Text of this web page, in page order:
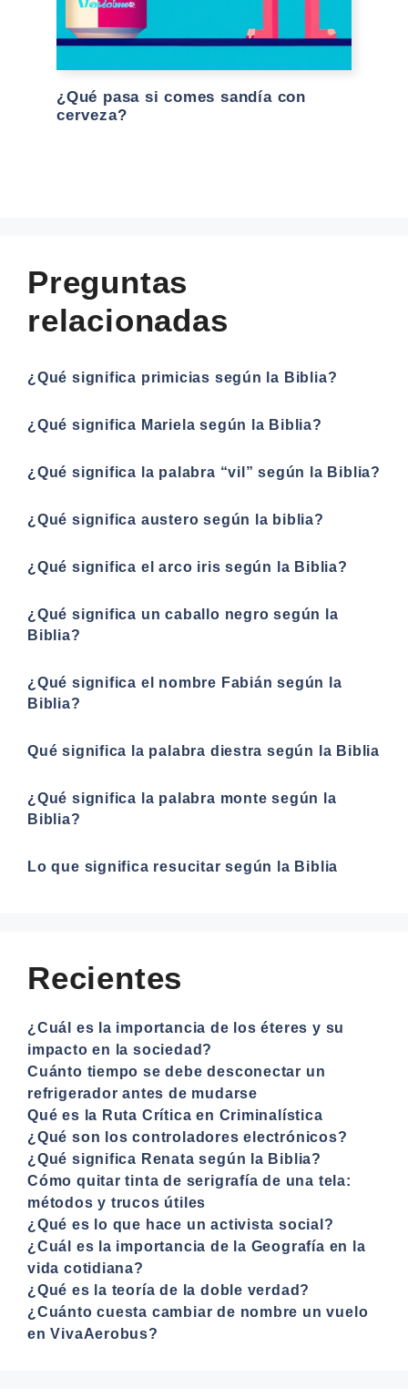
¿Qué pasa si comes sandía con
cerveza?
Preguntas
relacionadas
¿Qué significa primicias según la Biblia?
¿Qué significa Mariela según la Biblia?
¿Qué significa la palabra “vil” según la Biblia?
¿Qué significa austero según la biblia?
¿Qué significa el arco iris según la Biblia?
¿Qué significa un caballo negro según la
Biblia?
¿Qué significa el nombre Fabián según la
Biblia?
Qué significa la palabra diestra según la Biblia
¿Qué significa la palabra monte según la
Biblia?
Lo que significa resucitar según la Biblia
Recientes
¿Cuál es la importancia de los éteres y su
impacto en la sociedad?
Cuánto tiempo se debe desconectar un
refrigerador antes de mudarse
Qué es la Ruta Crítica en Criminalística
¿Qué son los controladores electrónicos?
¿Qué significa Renata según la Biblia?
Cómo quitar tinta de serigrafía de una tela:
métodos y trucos útiles
¿Qué es lo que hace un activista social?
¿Cuál es la importancia de la Geografía en la
vida cotidiana?
¿Qué es la teoría de la doble verdad?
¿Cuánto cuesta cambiar de nombre un vuelo
en VivaAerobus?